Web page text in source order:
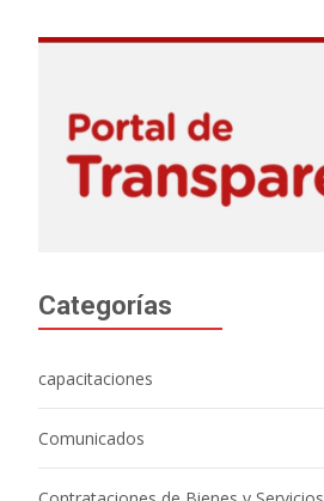
Categorías
capacitaciones
Comunicados